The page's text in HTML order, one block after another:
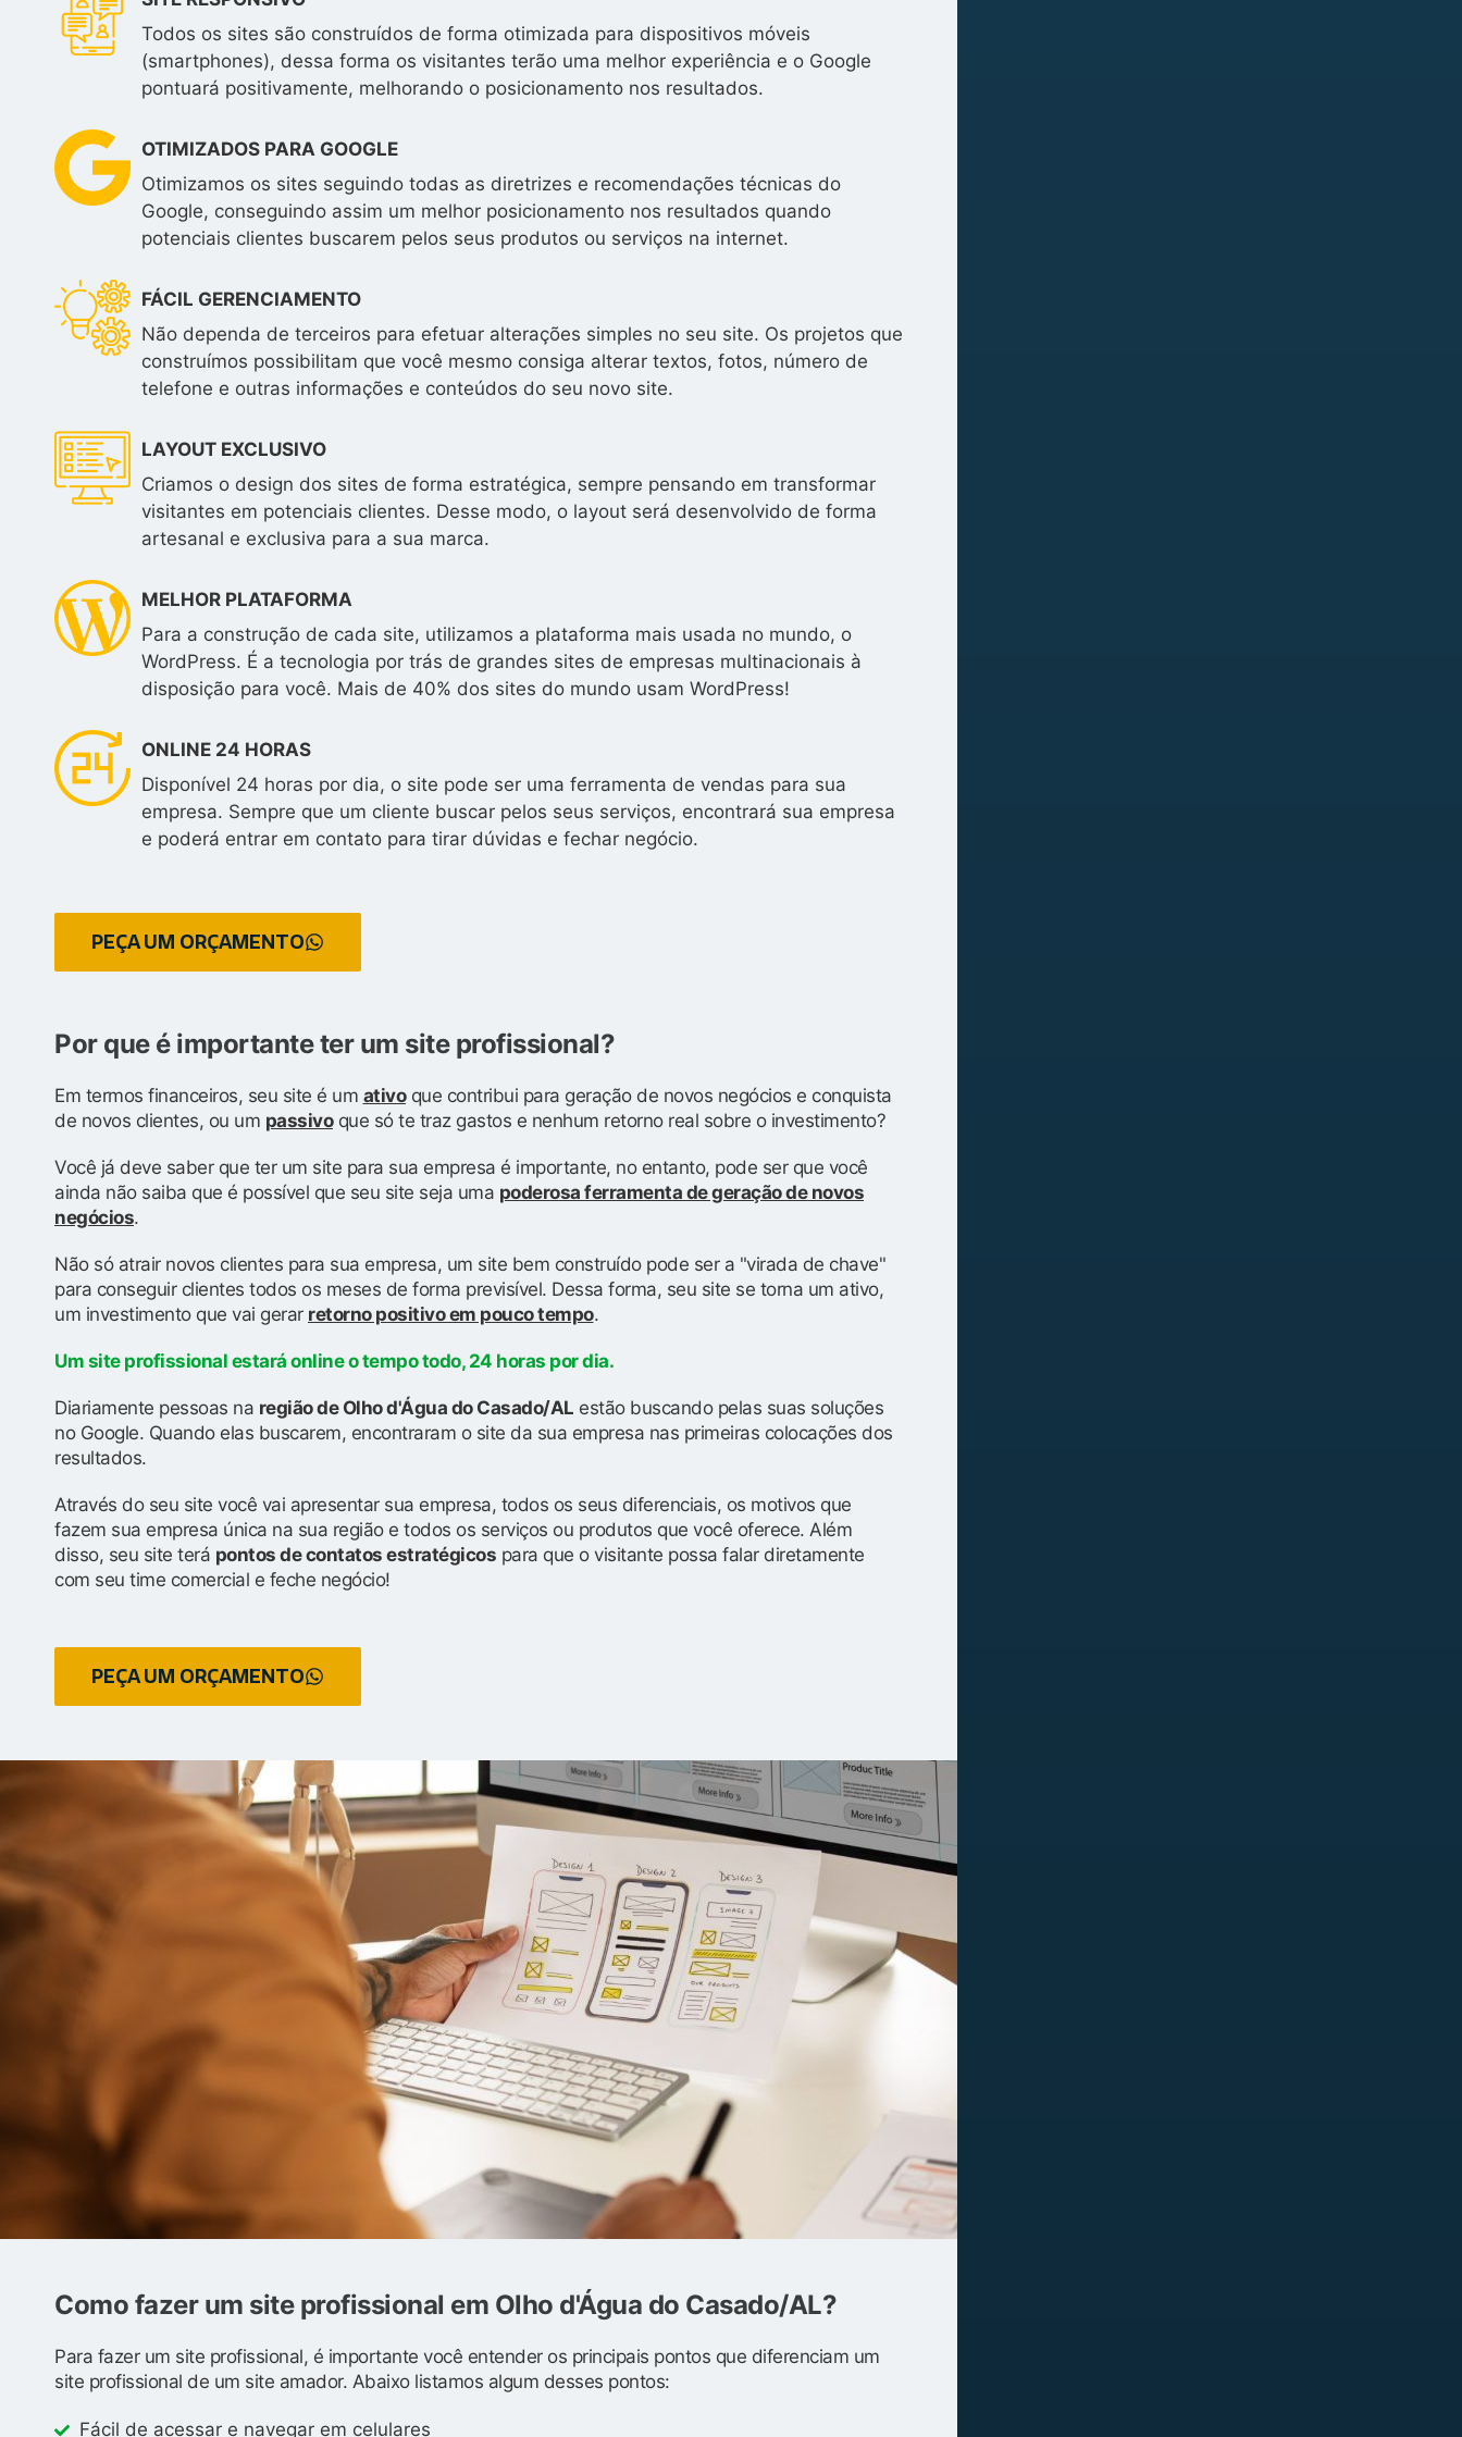
Todos os sites são construídos de forma otimizada para dispositivos móveis
(smartphones), dessa forma os visitantes terão uma melhor experiência e o Google
pontuará positivamente, melhorando o posicionamento nos resultados.
OTIMIZADOS PARA GOOGLE
Otimizamos os sites seguindo todas as diretrizes e recomendações técnicas do
Google, conseguindo assim um melhor posicionamento nos resultados quando
potenciais clientes buscarem pelos seus produtos ou serviços na internet.
FÁCIL GERENCIAMENTO
Não dependa de terceiros para efetuar alterações simples no seu site. Os projetos que
construímos possibilitam que você mesmo consiga alterar textos, fotos, número de
telefone e outras informações e conteúdos do seu novo site.
LAYOUT EXCLUSIVO
Criamos o design dos sites de forma estratégica, sempre pensando em transformar
visitantes em potenciais clientes. Desse modo, o layout será desenvolvido de forma
artesanal e exclusiva para a sua marca.
MELHOR PLATAFORMA
Para a construção de cada site, utilizamos a plataforma mais usada no mundo, o
WordPress. É a tecnologia por trás de grandes sites de empresas multinacionais à
disposição para você. Mais de 40% dos sites do mundo usam WordPress!
ONLINE 24 HORAS
Disponível 24 horas por dia, o site pode ser uma ferramenta de vendas para sua
empresa. Sempre que um cliente buscar pelos seus serviços, encontrará sua empresa
e poderá entrar em contato para tirar dúvidas e fechar negócio.
PEÇA UM ORÇAMENTO
Por que é importante ter um site profissional?
Em termos financeiros, seu site é um ativoque contribui para geração de novos negócios e conquista
de novos clientes, ou um passivoque só te traz gastos e nenhum retorno real sobre o investimento?
Você já deve saber que ter um site para sua empresa é importante, no entanto, pode ser que você
ainda não saiba que é possível que seu site seja uma poderosa ferramenta de geração de novos
negócios.
Não só atrair novos clientes para sua empresa, um site bem construído pode ser a "virada de chave"
para conseguir clientes todos os meses de forma previsível. Dessa forma, seu site se torna um ativo,
um investimento que vai gerar retorno positivo em pouco tempo.
Um site profissional estará online o tempo todo, 24 horas por dia.
Diariamente pessoas na região de Olho d'Água do Casado/AL estão buscando pelas suas soluções
no Google. Quando elas buscarem, encontraram o site da sua empresa nas primeiras colocações dos
resultados.
Através do seu site você vai apresentar sua empresa, todos os seus diferenciais, os motivos que
fazem sua empresa única na sua região e todos os serviços ou produtos que você oferece. Além
disso, seu site terá pontos de contatos estratégicos para que o visitante possa falar diretamente
com seu time comercial e feche negócio!
PEÇA UM ORÇAMENTO
Como fazer um site profissional em Olho d'Água do Casado/AL?
Para fazer um site profissional, é importante você entender os principais pontos que diferenciam um
site profissional de um site amador. Abaixo listamos algum desses pontos:
Fácil de acessar e navegar em celulares